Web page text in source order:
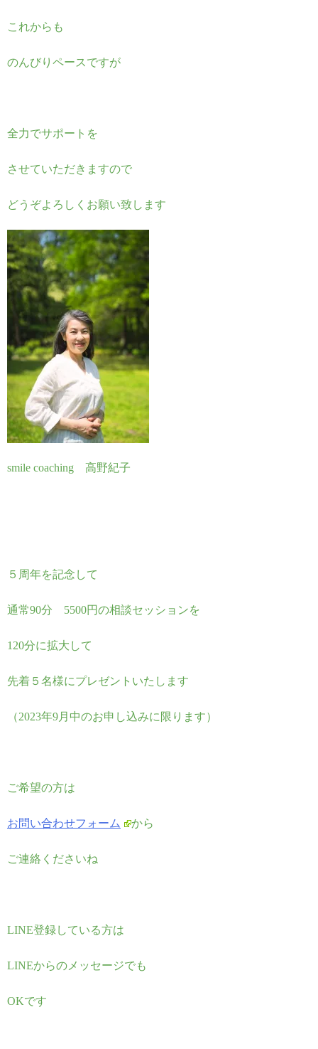
これからも
のんびりペースですが
全力でサポートを
させていただきますので
どうぞよろしくお願い致します
smile coaching 高野紀子
５周年を記念して
通常90分 5500円の相談セッションを
120分に拡大して
先着５名様にプレゼントいたします
（2023年9月中のお申し込みに限ります）
ご希望の方は
お問い合わせフォーム から
ご連絡くださいね
LINE登録している方は
LINEからのメッセージでも
OKです